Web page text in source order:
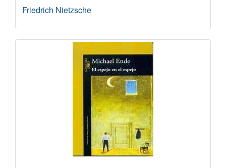
Friedrich Nietzsche